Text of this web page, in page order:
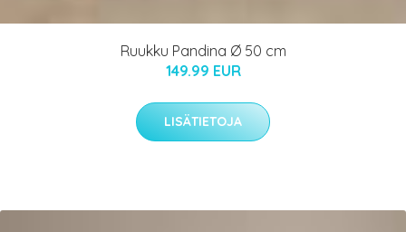
Ruukku Pandina Ø 50 cm
149.99 EUR
LISÄTIETOJA